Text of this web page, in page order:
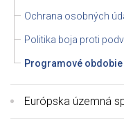
Ochrana osobných
Politika boja proti
Programové obdobie
Európska územná